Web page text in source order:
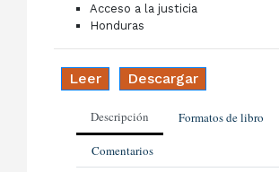
Acceso a la justicia
Honduras
Leer Descargar
Descripción Formatos de libro
Comentarios